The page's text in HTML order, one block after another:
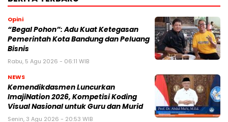
Opini
“Begal Pohon”: Adu Kuat Ketegasan
Pemerintah Kota Bandung dan Peluang
Bisnis
Rabu, 5 Agu 2026 - 06:11 WIB
NEWS
Kemendikdasmen Luncurkan
ImajiNation 2026, Kompetisi Koding
Visual Nasional untuk Guru dan Murid
Senin, 3 Agu 2026 - 20:53 WIB